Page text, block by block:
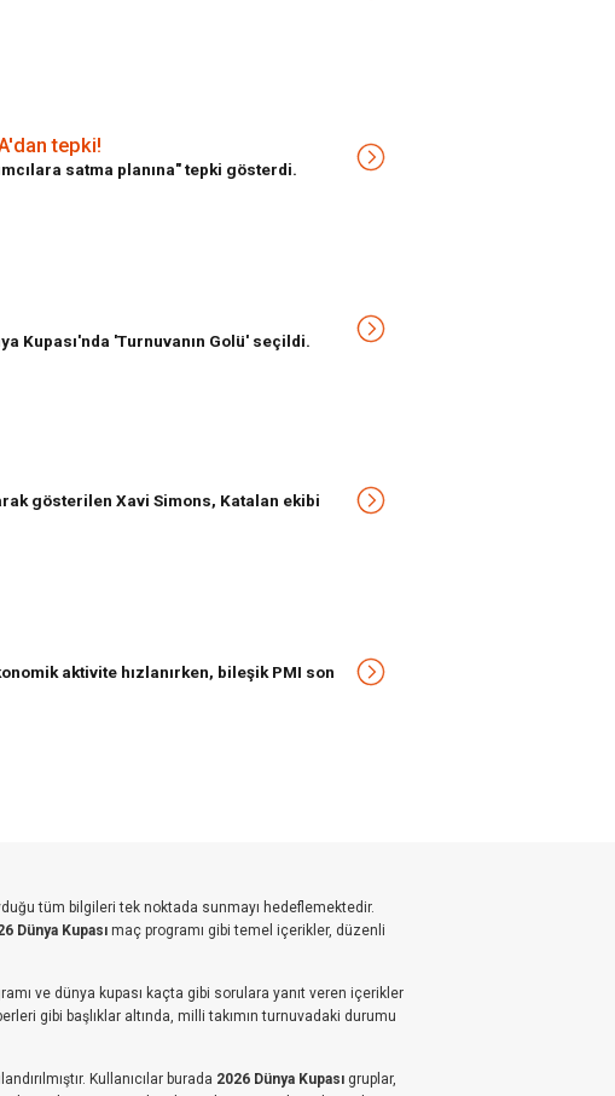
tepki!
satma planına" tepki gösterdi.
Kupası'nda 'Turnuvanın Golü' seçildi.
gösterilen Xavi Simons, Katalan ekibi
aktivite hızlanırken, bileşik PMI son
tüm bilgileri tek noktada sunmayı hedeflemektedir.
Dünya Kupası maç programı gibi temel içerikler, düzenli
ve dünya kupası kaçta gibi sorulara yanıt veren içerikler
gibi başlıklar altında, milli takımın turnuvadaki durumu
Kullanıcılar burada 2026 Dünya Kupası gruplar,